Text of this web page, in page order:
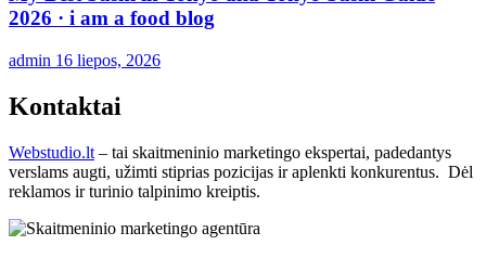
2026 · i am a food blog
admin 16 liepos, 2026
Kontaktai
Webstudio.lt – tai skaitmeninio marketingo ekspertai, padedantys
verslams augti, užimti stiprias pozicijas ir aplenkti konkurentus. Dėl
reklamos ir turinio talpinimo kreiptis.